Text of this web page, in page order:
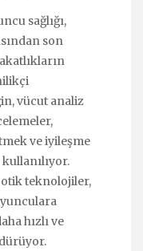
sağlığı,
son
vücut analiz
ve iyileşme
teknolojiler,
hızlı ve